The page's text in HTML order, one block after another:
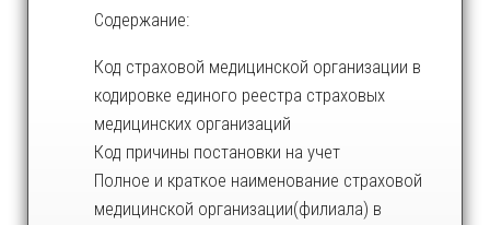
Содержание:
Код страховой медицинской организации в
кодировке единого реестра страховых
медицинских организаций
Код причины постановки на учет
Полное и краткое наименование страховой
медицинской организации(филиала) в